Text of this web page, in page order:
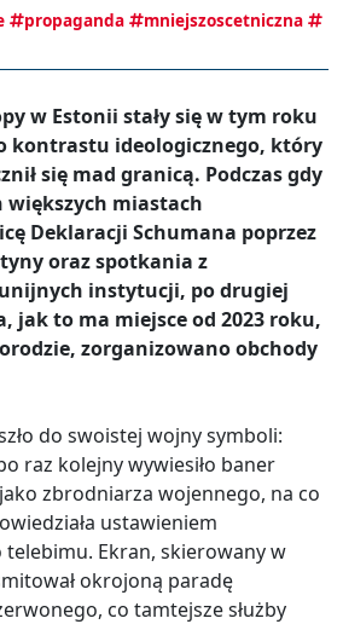
propaganda
mniejszoscetniczna
w Estonii stały się w tym roku
kontrastu ideologicznego, który
się mad granicą. Podczas gdy
miastach
Deklaracji Schumana poprzez
oraz spotkania z
instytucji, po drugiej
jak to ma miejsce od 2023 roku,
zorganizowano obchody
do swoistej wojny symboli:
raz kolejny wywiesiło baner
zbrodniarza wojennego, na co
ustawieniem
Ekran, skierowany w
okrojoną paradę
co tamtejsze służby